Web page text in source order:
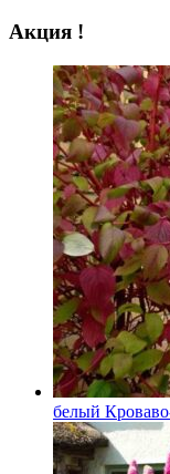
Акция !
белый